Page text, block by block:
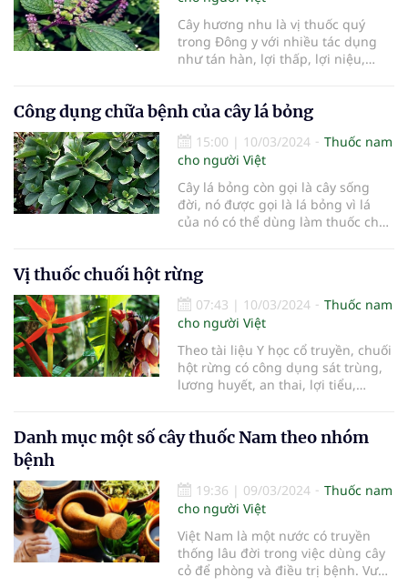
khó chịu dạ dày, đầy hơi, sỏi mật,
đau khớp, đau nhức cơ bắp, bệnh
chàm, mẩn ngứa, bầm tím, viêm
vú, thông tắc tia sữa...
Cây hương nhu là vị thuốc quý
trong Đông y với nhiều tác dụng
như tán hàn, lợi thấp, lợi niệu,
Công dụng chữa bệnh của cây lá bỏng
15:00 | 10/03/2024
Thuốc nam
cho người Việt
Cây lá bỏng còn gọi là cây sống
đời, nó được gọi là lá bỏng vì lá
của nó có thể dùng làm thuốc chữa
Vị thuốc chuối hột rừng
07:43 | 10/03/2024
Thuốc nam
cho người Việt
Theo tài liệu Y học cổ truyền, chuối
hột rừng có công dụng sát trùng,
lương huyết, an thai, lợi tiểu,…
Danh mục một số cây thuốc Nam theo nhóm
bệnh
19:36 | 09/03/2024
Thuốc nam
cho người Việt
Việt Nam là một nước có truyền
thống lâu đời trong việc dùng cây
cỏ để phòng và điều trị bệnh. Vườn